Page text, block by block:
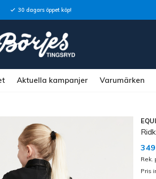
30 dagars öppet köp!
Aktuella kampanjer Varumärken
Rek.
Pris